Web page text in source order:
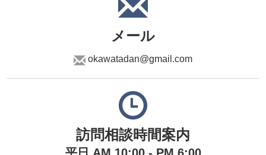
メール
okawatadan@gmail.com
訪問相談時間案内